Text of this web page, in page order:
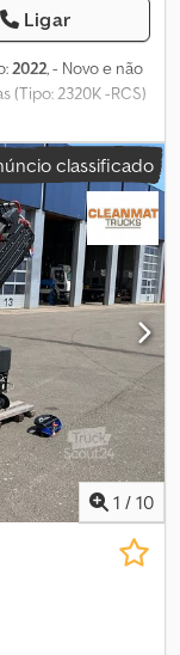
Ligar
2022, - Novo e não
(Tipo: 2320K -RCS)
- Controlo
de
-> 4.440 kg
* 8,3 metros ->
> 1.440 kg = Mais
visual:
17
classificado
1 / 10